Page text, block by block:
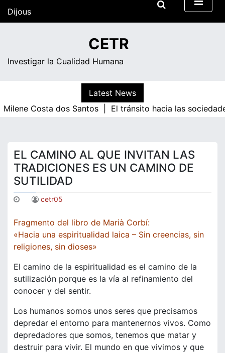
Dijous
CETR
Investigar la Cualidad Humana
Latest News
Costa dos Santos |El tránsito hacia las sociedades
EL CAMINO AL QUE INVITAN LAS
TRADICIONES ES UN CAMINO DE
SUTILIDAD
cetr05
Fragmento del libro de Marià Corbí:
«Hacia una espiritualidad laica – Sin creencias, sin
religiones, sin dioses»
El camino de la espiritualidad es el camino de la
sutilización porque es la vía al refinamiento del
conocer y del sentir.
Los humanos somos unos seres que precisamos
depredar el entorno para mantenernos vivos. Como
depredadores que somos, tenemos que matar y
destruir para vivir. El mundo en que vivimos y que